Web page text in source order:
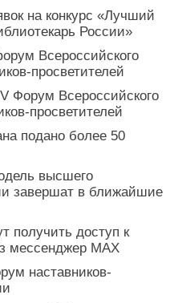
на конкурс «Лучший
России»
Всероссийского
просветителей
Форум Всероссийского
просветителей
подано более 50
высшего
завершат в ближайшие
получить доступ к
мессенджер MAX
наставников-